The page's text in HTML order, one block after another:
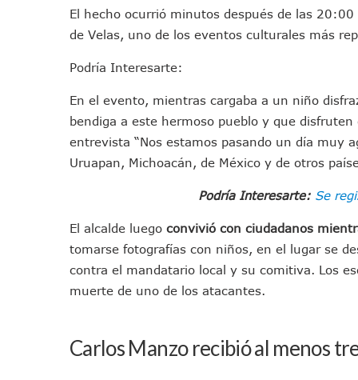
En PV Encabezan
Pancho López; En La Mira
Citan A Siete Integrantes
IMSS Invierte 12.6 MDP
En Abril 2027 Terminarán
Puerto Vallarta Fortalece
Accidente En Un RZR,
Nidos De Lluvia Busca
Oleaje Y Riesgo Por
El hecho ocurrió minutos después de las
de Velas, uno de los eventos culturales más
Podría Interesarte:
En el evento, mientras cargaba a un niño
bendiga a este hermoso pueblo y que
entrevista “Nos estamos pasando un día muy
Uruapan, Michoacán, de México y de otros
Podría Interesarte: Se
El alcalde luego convivió con ciudadanos
tomarse fotografías con niños, en el lugar se
contra el mandatario local y su comitiva. Los
muerte de uno de los atacantes.
Carlos Manzo recibió al menos